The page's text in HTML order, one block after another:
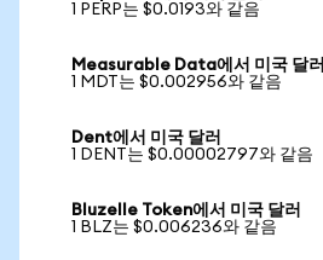
1 PERP는 $0.0193와 같음
Measurable Data에서 미국 달러
1 MDT는 $0.002956와 같음
Dent에서 미국 달러
1 DENT는 $0.00002797와 같음
Bluzelle Token에서 미국 달러
1 BLZ는 $0.006236와 같음